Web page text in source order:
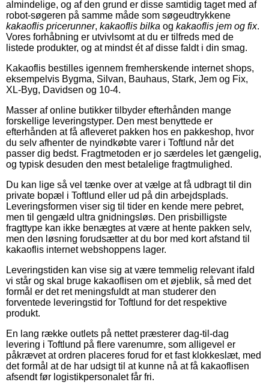
almindelige, og af den grund er disse samtidig taget med af
robot-søgeren på samme måde som søgeudtrykkene
kakaoflis pricerunner, kakaoflis bilka og kakaoflis jem og fix.
Vores forhåbning er utvivlsomt at du er tilfreds med de
listede produkter, og at mindst ét af disse faldt i din smag.
Kakaoflis bestilles igennem fremherskende internet shops,
eksempelvis Bygma, Silvan, Bauhaus, Stark, Jem og Fix,
XL-Byg, Davidsen og 10-4.
Masser af online butikker tilbyder efterhånden mange
forskellige leveringstyper. Den mest benyttede er
efterhånden at få afleveret pakken hos en pakkeshop, hvor
du selv afhenter de nyindkøbte varer i Toftlund når det
passer dig bedst. Fragtmetoden er jo særdeles let gængelig,
og typisk desuden den mest betalelige fragtmulighed.
Du kan lige så vel tænke over at vælge at få udbragt til din
private bopæl i Toftlund eller ud på din arbejdsplads.
Leveringsformen viser sig til tider en kende mere pebret,
men til gengæld ultra gnidningsløs. Den prisbilligste
fragttype kan ikke benægtes at være at hente pakken selv,
men den løsning forudsætter at du bor med kort afstand til
kakaoflis internet webshoppens lager.
Leveringstiden kan vise sig at være temmelig relevant ifald
vi står og skal bruge kakaoflisen om et øjeblik, så med det
formål er det ret meningsfuldt at man studerer den
forventede leveringstid for Toftlund for det respektive
produkt.
En lang række outlets på nettet præsterer dag-til-dag
levering i Toftlund på flere varenumre, som alligevel er
påkrævet at ordren placeres forud for et fast klokkeslæt, med
det formål at de har udsigt til at kunne nå at få kakaoflisen
afsendt før logistikpersonalet får fri.